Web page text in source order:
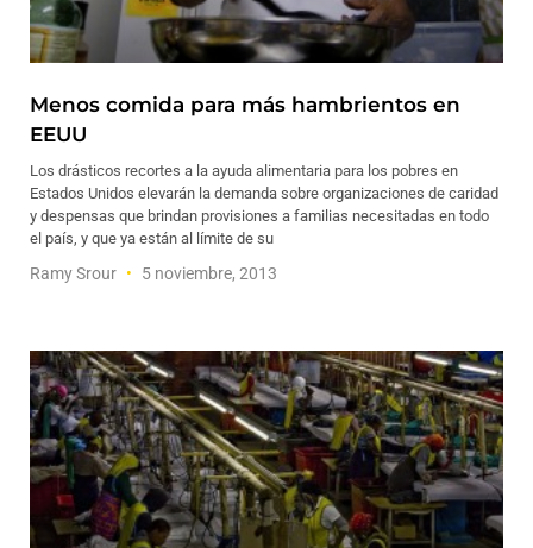
Menos comida para más hambrientos en
EEUU
Los drásticos recortes a la ayuda alimentaria para los pobres en
Estados Unidos elevarán la demanda sobre organizaciones de caridad
y despensas que brindan provisiones a familias necesitadas en todo
el país, y que ya están al límite de su
Ramy Srour 5 noviembre, 2013